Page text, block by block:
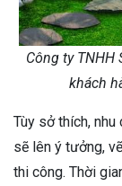
Công ty TNHH
khách
Tùy sở thích, nhu
sẽ lên ý tưởng,
thi công. Thời